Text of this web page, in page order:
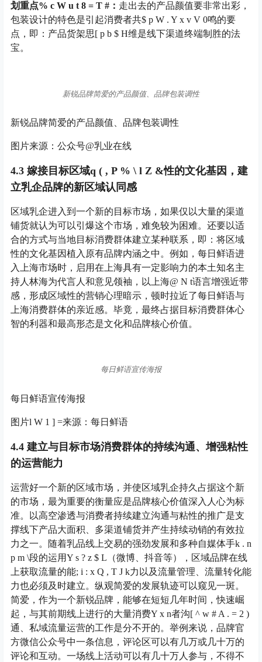
划重点% c W u t 8 = T # ： 走出去的产品颜值要非常出彩，
包装设计的特色是引起消费者共$ p W . Y x v V 0鸣的要
点，即：产品货架思[ p b $ H维是线下渠道终端制胜的法
宝。
新锐品牌简爱的产品颜值、品牌包装调性
新锐品牌简爱的产品颜值、品牌包装调性
图片来源：公众号@乳业在线
4.3 嫁接目标区域q ( , P % \ l Z &性的文化基因，建
立乳企品牌的新区域认同感
区域乳企进入到一个新的目标市场，如果仅以大量的渠道
铺货就认为可以引爆这个市场，难免较为困难。还要以适
合的方式与当地目标消费群体建立某种联系，即：将区域
性的文化基因植入原有品牌内涵之中。例如，每日鲜语进
入上海市场时，启用在上海具有一定影响力的本土知名主
持人林海为代言人和意见领袖，以上海@ N t语言增强近带
感，形成区域性的营销心理暗示，顿时拉近了每日鲜语与
上海消费群体的亲近感。毕竟，最终占据目标消费群体心
智的利器和最高形态是文化和品牌核心价值。
每日鲜语宣传海报
每日鲜语宣传海报
图片l W 1 ] =来源：每日鲜语
4.4 建立与目标市场消费群体的持续沟通、增强粘性
的运营能力
运营好一个新的区域市场，并使区域乳企持久占据这个新
的市场，最为重要的衡量应是品牌核心价值深入人心为标
准。以高空渗透与消费者持续建立沟通与粘性的推广是支
撑线下产品大面积、多渠道铺货并产生持续动销的有效拉
力之一。随着乳品线上交易的强劲发展和多种自媒体手k . n
p m \段的运用Y s ? z $ L （微博、抖音等），区域品牌在线
上获取流量的能; i : x Q , T J k力以及流量管理、流量转化能
力也必须及时建立。纵观简爱的发展轨迹可以窥见一斑。
简爱，作为一个新锐品牌，能够在短短几年时间，快速崛
起，与其前期线上进行的大量消费Y x n者沟[ ^ w # A . = 2 )
通、私域流量运营的工作是分不开的。举例来说，品牌官
方微信公众号中一条信息，评论区可以有几万或几十万的
评论和互动。一场线上活动可以有几十万人参与，不得不